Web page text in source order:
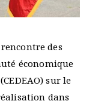
des
économique
sur le
dans